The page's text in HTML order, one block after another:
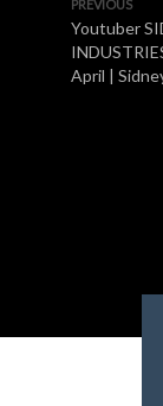
PREVIOUS
Youtuber
April |